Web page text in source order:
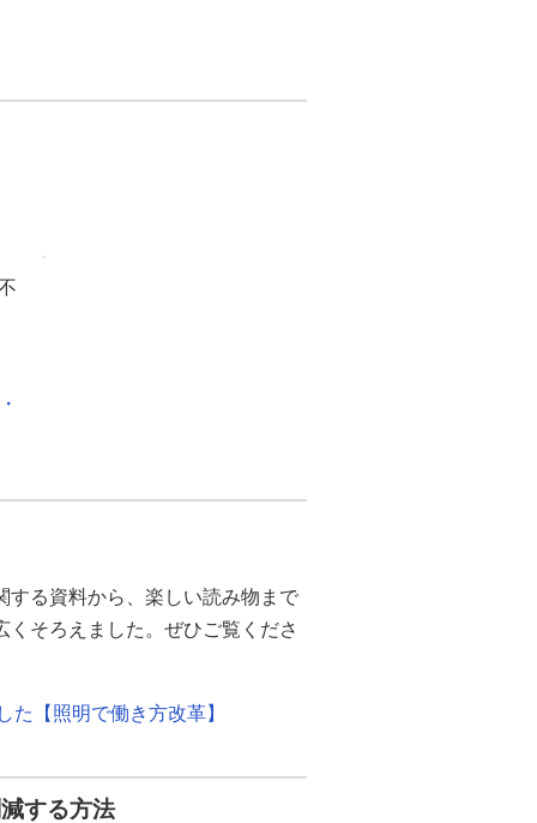
する資料から、楽しい読み物まで
くそろえました。ぜひご覧くださ
た【照明で働き方改革】
する方法